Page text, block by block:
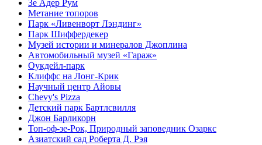
Зе Адер Рум
Метание топоров
Парк «Ливенворт Лэндинг»
Парк Шиффердекер
Музей истории и минералов Джоплина
Автомобильный музей «Гараж»
Оукдейл-парк
Клиффс на Лонг-Крик
Научный центр Айовы
Chevy's Pizza
Детский парк Бартлсвилля
Джон Барликорн
Топ-оф-зе-Рок, Природный заповедник Озаркс
Азиатский сад Роберта Д. Рэя